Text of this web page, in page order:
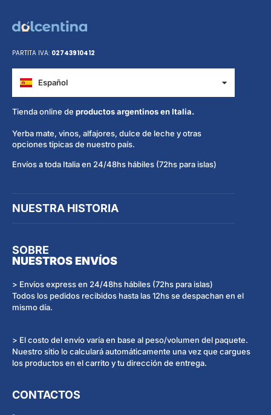
PARTITA IVA: 02743910412
Español
Italiano
Tienda online de productos argentinos en Italia.
Yerba mate, vinos, alfajores, dulce de leche y otras
opciones típicas de nuestro país.
Envíos a toda Italia en 24/48hs hábiles (72hs para islas)
NUESTRA HISTORIA
SOBRE
NUESTROS ENVÍOS
> Envíos express en 24/48hs hábiles (72hs para islas)
Todos los pedidos recibidos hasta las 12hs se despachan en el
mismo día.
> El costo del envío varía en base al peso/volumen del paquete.
Nuestro sitio lo calculará automáticamente una vez que cargues
los productos en el carrito y tu dirección de entrega.
CONTACTOS